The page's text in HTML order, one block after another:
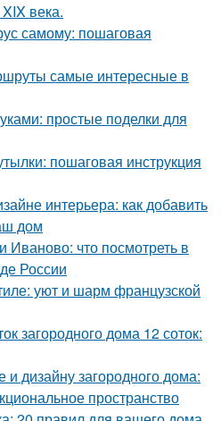
века.
самому: пошаговая
самые интересные в
простые поделки для
пошаговая инструкция
интерьера: как добавить
дом
Иваново: что посмотреть в
России
уют и шарм французской
загородного дома 12 соток:
дизайну загородного дома:
пространство